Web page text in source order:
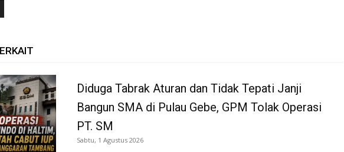
Diduga Tabrak Aturan dan Tidak Tepati Janji
Bangun SMA di Pulau Gebe, GPM Tolak Operasi
PT. SM
Sabtu, 1 Agustus 2026